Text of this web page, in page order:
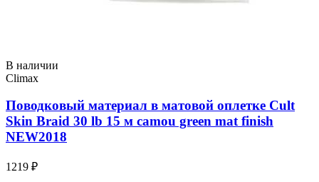
В наличии
Climax
Поводковый материал в матовой оплетке Cult
Skin Braid 30 lb 15 м camou green mat finish
NEW2018
1219 ₽